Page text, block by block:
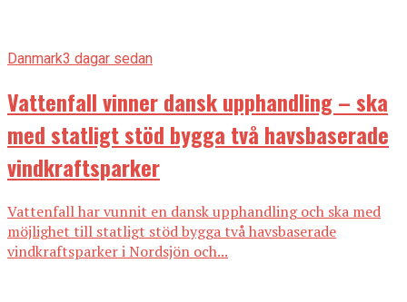
Danmark3 dagar sedan
Vattenfall vinner dansk upphandling – ska
med statligt stöd bygga två havsbaserade
vindkraftsparker
Vattenfall har vunnit en dansk upphandling och ska med
möjlighet till statligt stöd bygga två havsbaserade
vindkraftsparker i Nordsjön och...